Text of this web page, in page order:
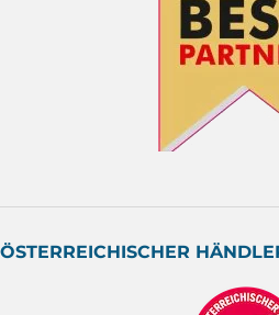
ÖSTERREICHISCHER